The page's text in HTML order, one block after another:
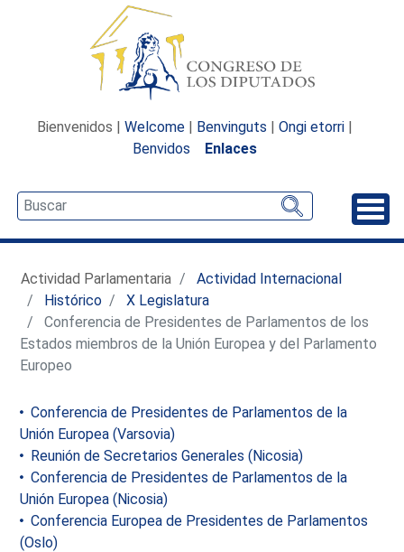
Bienvenidos | Welcome | Benvinguts | Ongi etorri |
Benvidos
Enlaces
Actividad Parlamentaria
Actividad Internacional
Histórico
X Legislatura
Conferencia de Presidentes de Parlamentos de los
Estados miembros de la Unión Europea y del Parlamento
Europeo
Conferencia de Presidentes de Parlamentos de la
Unión Europea (Varsovia)
Reunión de Secretarios Generales (Nicosia)
Conferencia de Presidentes de Parlamentos de la
Unión Europea (Nicosia)
Conferencia Europea de Presidentes de Parlamentos
(Oslo)